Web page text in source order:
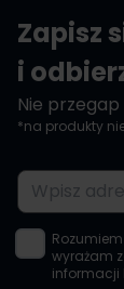
Zapisz
i
Nie
*na produkty
Adres e-mail
Rozumiem
wyrażam
informacji